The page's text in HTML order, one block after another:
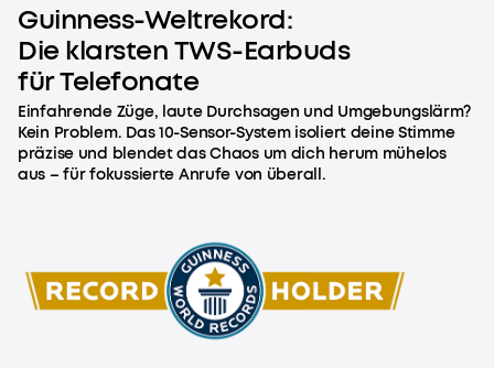
Guinness-Weltrekord:
Die klarsten TWS-Earbuds
für Telefonate
Einfahrende Züge, laute Durchsagen und Umgebungslärm?
Kein Problem. Das 10-Sensor-System isoliert deine Stimme
präzise und blendet das Chaos um dich herum mühelos
aus – für fokussierte Anrufe von überall.